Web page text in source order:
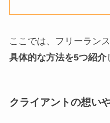
ここでは、フリーラン
具体的な方法を5つ紹介
クライアントの想い